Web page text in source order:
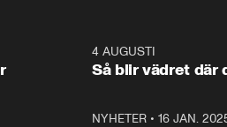
i val. Ska vi
vi förstås
kommentator My
Rohwedder ställer
utbildnings- och
Mohamsson till svars.
4 AUGUSTI
Så blir vädret där
NYHETER• 16 JAN.